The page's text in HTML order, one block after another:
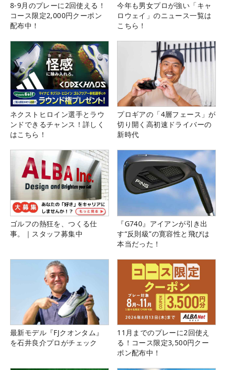
8-9月のプレーに2回使える！
コース限定2,000円クーポン
配布中！
今年も男女プロが強い「キャ
ロウェイ」のニュース一覧は
こちら！
ネクストヒロイン選手とラウ
ンドできるチャンス！詳しく
はこちら！
プロギアの「4層フェース」が
切り開く高初速ドライバーの
新時代
ゴルフの熱狂を、つくる仕
事。｜スタッフ募集中
『G740』アイアンが引き出
す“反則級”の寛容性と飛びは
本当だった！
最新モデル『FJクオンタム』
を石井良介プロがチェック
11月までのプレーに2回使え
る！コース限定3,500円クー
ポン配布中！